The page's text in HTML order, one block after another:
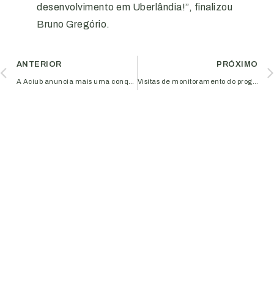
desenvolvimento em Uberlândia!”, finalizou
Bruno Gregório.
ANTERIOR PRÓXIMO